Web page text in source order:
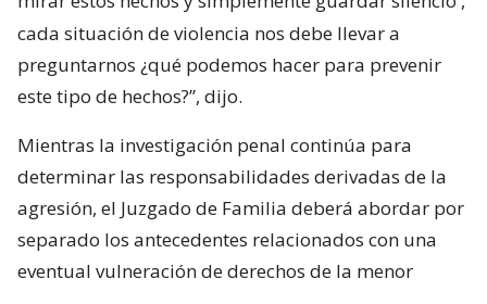
cada situación de violencia nos debe llevar a
preguntarnos ¿qué podemos hacer para prevenir
este tipo de hechos?”, dijo.
Mientras la investigación penal continúa para
determinar las responsabilidades derivadas de la
agresión, el Juzgado de Familia deberá abordar por
separado los antecedentes relacionados con una
eventual vulneración de derechos de la menor